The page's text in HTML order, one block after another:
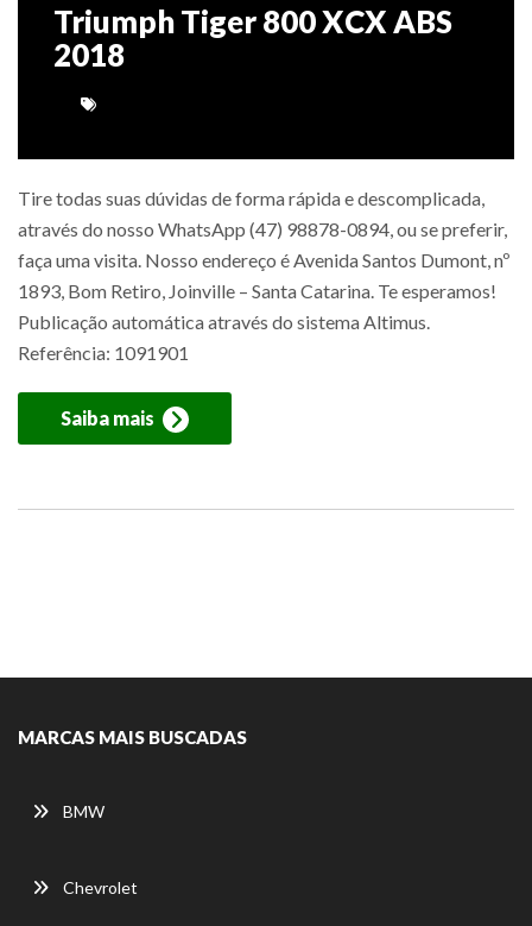
Triumph Tiger 800 XCX ABS
2018
Tire todas suas dúvidas de forma rápida e descomplicada,
através do nosso WhatsApp (47) 98878-0894, ou se preferir,
faça uma visita. Nosso endereço é Avenida Santos Dumont, nº
1893, Bom Retiro, Joinville – Santa Catarina. Te esperamos!
Publicação automática através do sistema Altimus.
Referência: 1091901
Saiba mais
MARCAS MAIS BUSCADAS
BMW
Chevrolet